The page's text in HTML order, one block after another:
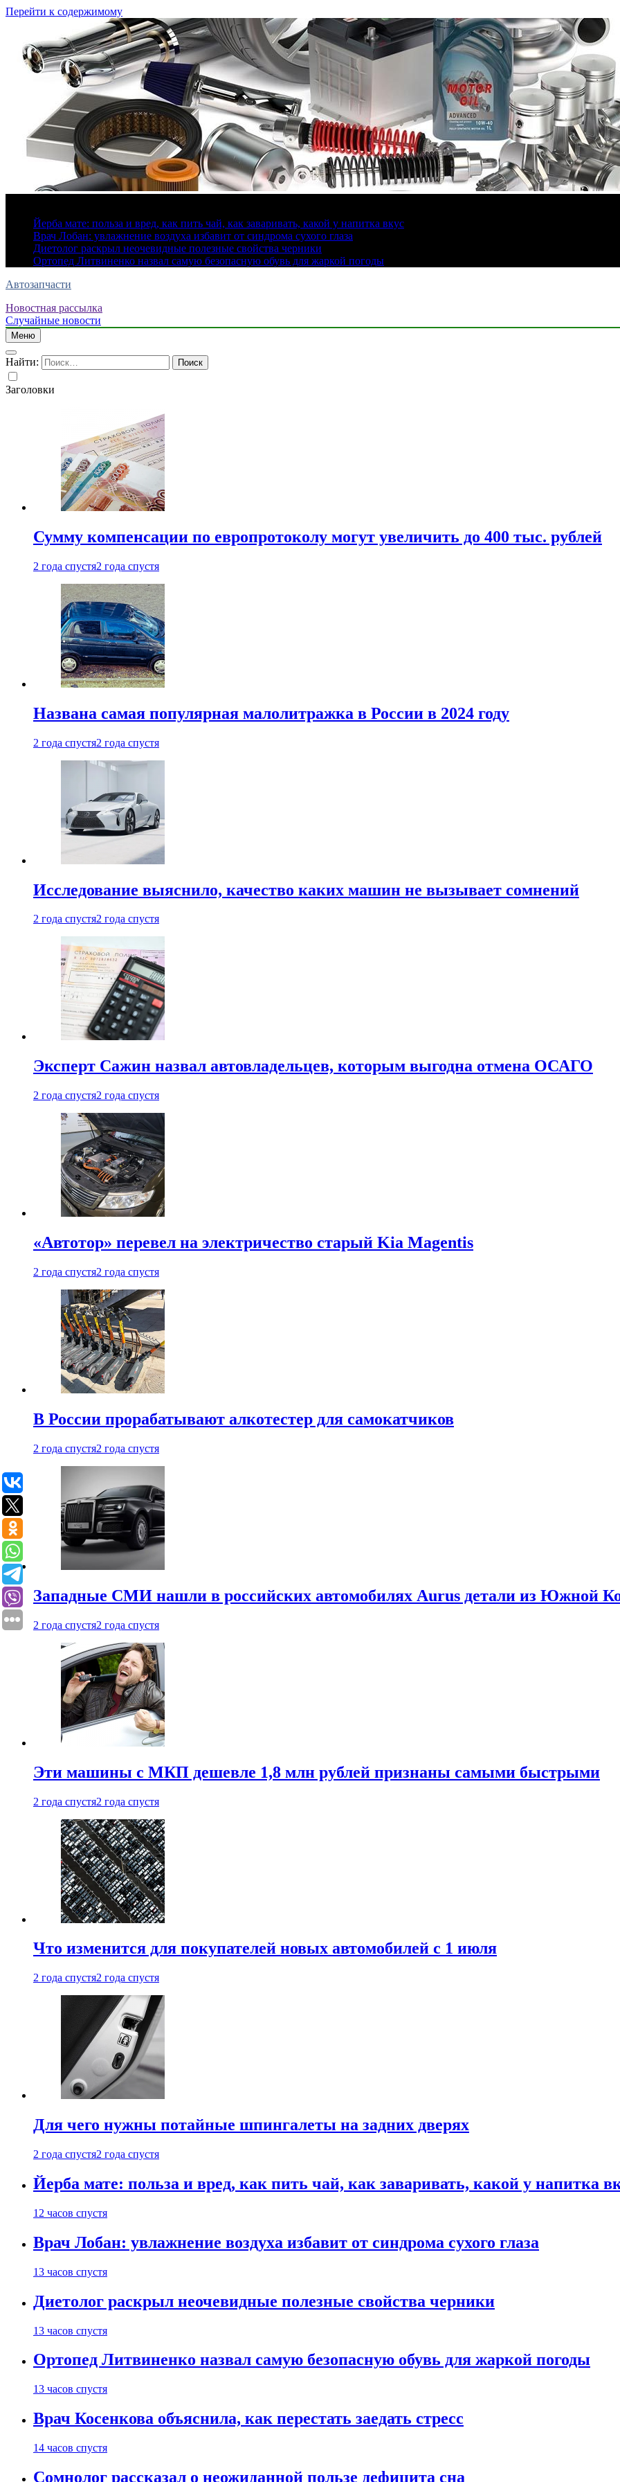
Перейти к содержимому
Йерба мате: польза и вред, как пить чай, как заваривать, какой у напитка вкус
Врач Лобан: увлажнение воздуха избавит от синдрома сухого глаза
Диетолог раскрыл неочевидные полезные свойства черники
Ортопед Литвиненко назвал самую безопасную обувь для жаркой погоды
Автозапчасти
Новостная рассылка
Случайные новости
Меню
Найти:
Заголовки
Сумму компенсации по европротоколу могут увеличить до 400 тыс. рублей
2 года спустя2 года спустя
Названа самая популярная малолитражка в России в 2024 году
2 года спустя2 года спустя
Исследование выяснило, качество каких машин не вызывает сомнений
2 года спустя2 года спустя
Эксперт Сажин назвал автовладельцев, которым выгодна отмена ОСАГО
2 года спустя2 года спустя
«Автотор» перевел на электричество старый Kia Magentis
2 года спустя2 года спустя
В России прорабатывают алкотестер для самокатчиков
2 года спустя2 года спустя
Западные СМИ нашли в российских автомобилях Aurus детали из Южной
2 года спустя2 года спустя
Эти машины с МКП дешевле 1,8 млн рублей признаны самыми быстрыми
2 года спустя2 года спустя
Что изменится для покупателей новых автомобилей с 1 июля
2 года спустя2 года спустя
Для чего нужны потайные шпингалеты на задних дверях
2 года спустя2 года спустя
Йерба мате: польза и вред, как пить чай, как заваривать, какой у напитка
12 часов спустя
Врач Лобан: увлажнение воздуха избавит от синдрома сухого глаза
13 часов спустя
Диетолог раскрыл неочевидные полезные свойства черники
13 часов спустя
Ортопед Литвиненко назвал самую безопасную обувь для жаркой погоды
13 часов спустя
Врач Косенкова объяснила, как перестать заедать стресс
14 часов спустя
Сомнолог рассказал о неожиданной пользе дефицита сна